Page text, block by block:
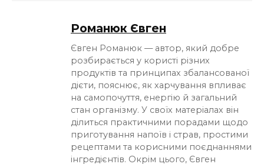
Романюк Євген
Євген Романюк — автор, який добре
розбирається у користі різних
продуктів та принципах збалансованої
дієти, пояснює, як харчування впливає
на самопочуття, енергію й загальний
стан організму. У своїх матеріалах він
ділиться практичними порадами щодо
приготування напоїв і страв, простими
рецептами та корисними поєднаннями
інгредієнтів. Окрім цього, Євген